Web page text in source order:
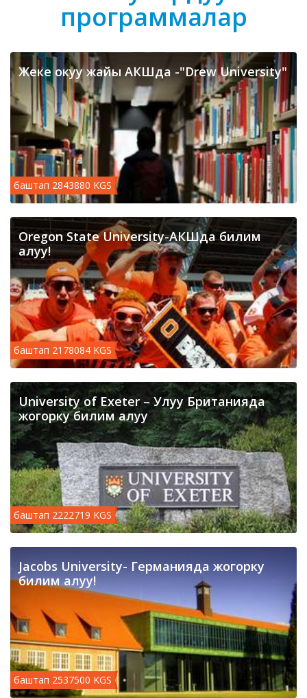
программалар
Жеке окуу жайы АКШда -"Drew University"
баштап 2843880 KGS
Oregon State University-АКШда билим
алуу!
баштап 2178084 KGS
University of Exeter – Улуу Британияда
жогорку билим алуу
баштап 2222719 KGS
Jacobs University- Германияда жогорку
билим алуу!
баштап 2537500 KGS